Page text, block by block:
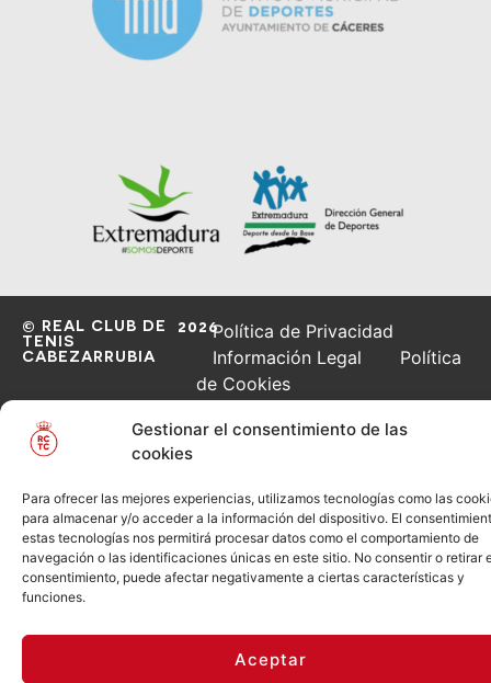
Gestionar el consentimiento de las
cookies
Para ofrecer las mejores experiencias, utilizamos tecnologías como las
para almacenar y/o acceder a la información del dispositivo. El
estas tecnologías nos permitirá procesar datos como el comportamiento de
navegación o las identificaciones únicas en este sitio. No consentir o retirar
consentimiento, puede afectar negativamente a ciertas características y
funciones.
Aceptar
© REAL CLUB DE
TENIS
CABEZARRUBIA
2026Política de Privacidad
Información Legal
Política
de Cookies